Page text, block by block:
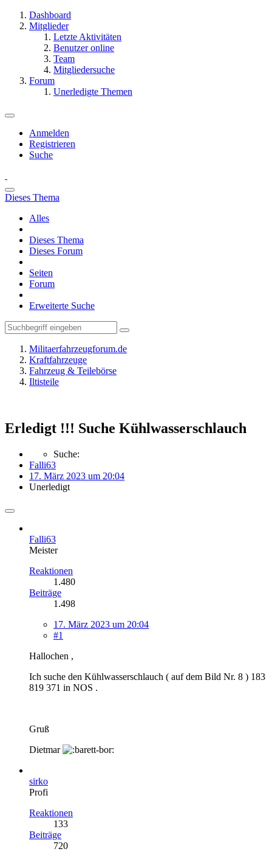
Dashboard
Mitglieder
Letzte Aktivitäten
Benutzer online
Team
Mitgliedersuche
Forum
Unerledigte Themen
Anmelden
Registrieren
Suche
Dieses Thema
Alles
Dieses Thema
Dieses Forum
Seiten
Forum
Erweiterte Suche
Militaerfahrzeugforum.de
Kraftfahrzeuge
Fahrzeug & Teilebörse
Iltisteile
Erledigt !!! Suche Kühlwasserschlauch
Suche:
Falli63
17. März 2023 um 20:04
Unerledigt
Falli63
Meister
Reaktionen
1.480
Beiträge
1.498
17. März 2023 um 20:04
#1
Hallochen ,
Ich suche den Kühlwasserschlauch ( auf dem Bild Nr. 8 ) 183
819 371 in NOS .
Gruß
Dietmar
sirko
Profi
Reaktionen
133
Beiträge
720